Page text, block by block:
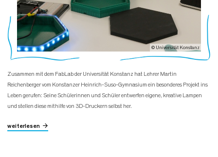
© Universität Konstanz
Zusammen mit dem FabLab der Universität Konstanz hat Lehrer Martin
Reichenberger vom Konstanzer Heinrich-Suso-Gymnasium ein besonderes Projekt ins
Leben gerufen: Seine Schülerinnen und Schüler entwerfen eigene, kreative Lampen
und stellen diese mithilfe von 3D-Druckern selbst her.
weiterlesen